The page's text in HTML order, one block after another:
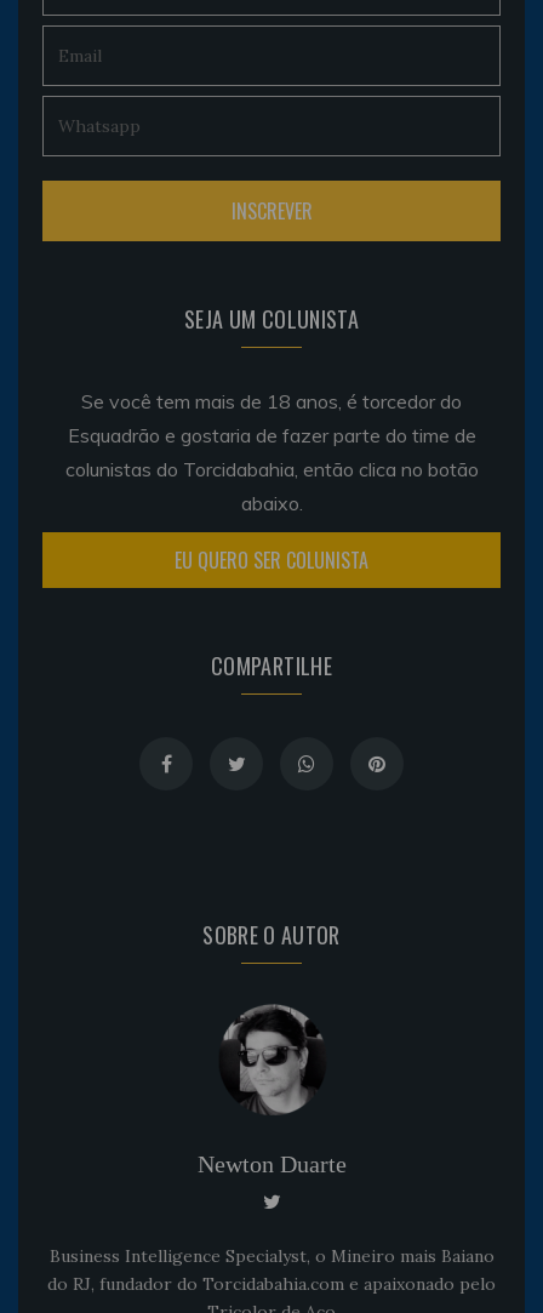
SEJA UM COLUNISTA
Se você tem mais de 18 anos, é torcedor do
Esquadrão e gostaria de fazer parte do time de
colunistas do Torcidabahia, então clica no botão
abaixo.
EU QUERO SER COLUNISTA
COMPARTILHE
SOBRE O AUTOR
Newton Duarte
Business Intelligence Specialyst, o Mineiro mais Baiano
do RJ, fundador do Torcidabahia.com e apaixonado pelo